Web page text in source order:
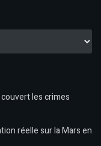
les crimes
réelle sur la Mars en